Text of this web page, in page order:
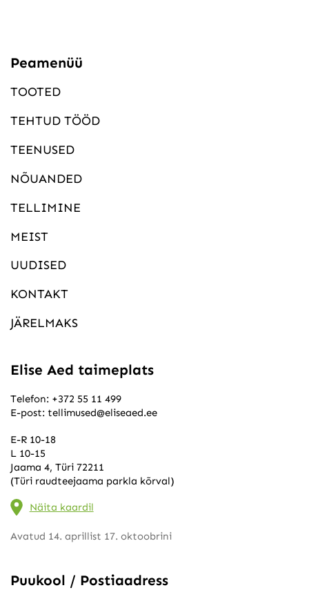
Peamenüü
TOOTED
TEHTUD TÖÖD
TEENUSED
NÕUANDED
TELLIMINE
MEIST
UUDISED
KONTAKT
JÄRELMAKS
Elise Aed taimeplats
Telefon: +372 55 11 499
E-post: tellimused@eliseaed.ee
E-R 10-18
L 10-15
Jaama 4, Türi 72211
(Türi raudteejaama parkla kõrval)
Näita kaardil
Avatud 14. aprillist 17. oktoobrini
Puukool / Postiaadress